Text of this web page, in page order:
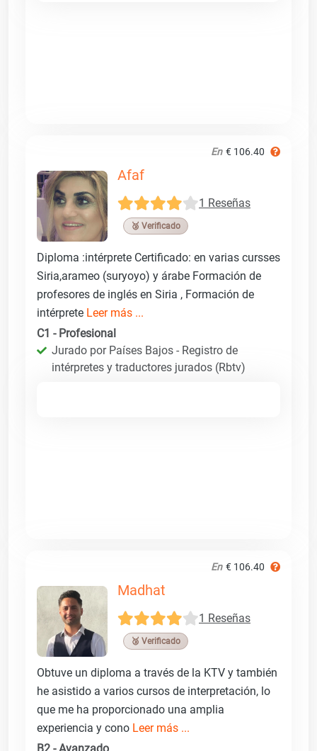
En € 106.40
Afaf
1 Reseñas
🥉 Verificado
Diploma :intérprete Certificado: en varias cursses
Siria,arameo (suryoyo) y árabe Formación de
profesores de inglés en Siria , Formación de
intérprete Leer más ...
C1 - Profesional
Jurado por Países Bajos - Registro de
intérpretes y traductores jurados (Rbtv)
En € 106.40
Madhat
1 Reseñas
🥉 Verificado
Obtuve un diploma a través de la KTV y también
he asistido a varios cursos de interpretación, lo
que me ha proporcionado una amplia
experiencia y cono Leer más ...